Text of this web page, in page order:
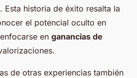
Esta historia de éxito resalta la
el potencial oculto en
en ganancias de
de otras experiencias también